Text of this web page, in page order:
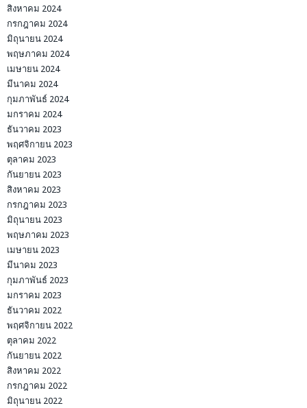
สิงหาคม 2024
กรกฎาคม 2024
มิถุนายน 2024
พฤษภาคม 2024
เมษายน 2024
มีนาคม 2024
กุมภาพันธ์ 2024
มกราคม 2024
ธันวาคม 2023
พฤศจิกายน 2023
ตุลาคม 2023
กันยายน 2023
สิงหาคม 2023
กรกฎาคม 2023
มิถุนายน 2023
พฤษภาคม 2023
เมษายน 2023
มีนาคม 2023
กุมภาพันธ์ 2023
มกราคม 2023
ธันวาคม 2022
พฤศจิกายน 2022
ตุลาคม 2022
กันยายน 2022
สิงหาคม 2022
กรกฎาคม 2022
มิถุนายน 2022